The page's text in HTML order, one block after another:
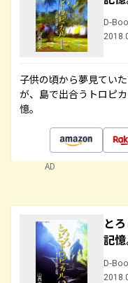
D-
子供の頃から夢見てい
が、島で出合うトロピ
憶。
AD
と
記
D-